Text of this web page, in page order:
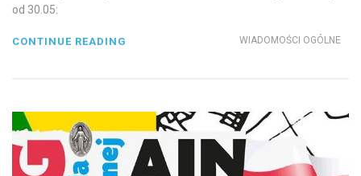
od 30.05:
WIADOMOŚCI OGÓLNE
CONTINUE READING